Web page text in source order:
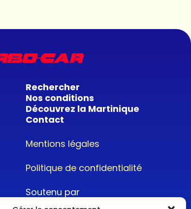
Rechercher
Nos conditions
Découvrez la Martinique
Contact
Mentions légales
Politique de confidentialité
Soutenu par